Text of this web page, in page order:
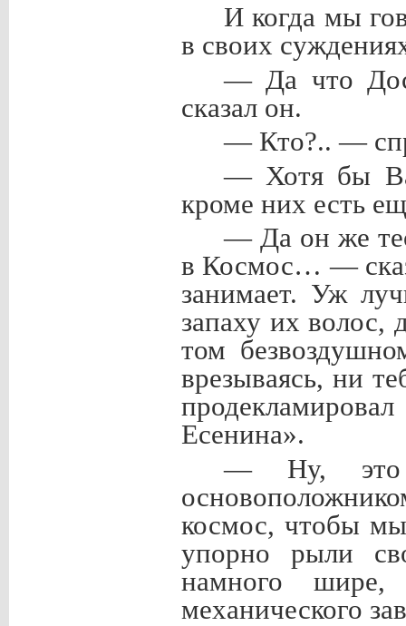
И когда мы
в своих
— Да что
сказал он.
— Кто?.. —
— Хотя бы
кроме них есть
— Да он же
в Космос… —
занимает. Уж
запаху их волос,
том
врезываясь, ни
Есенина».
— Ну, это
космос, чтобы
упорно рыли
намного
механического